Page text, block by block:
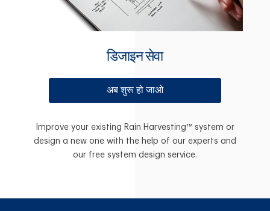
डिजाइन सेवा
अब शुरू हो जाओ
Improve your existing Rain Harvesting™ system or
design a new one with the help of our experts and
our free system design service.